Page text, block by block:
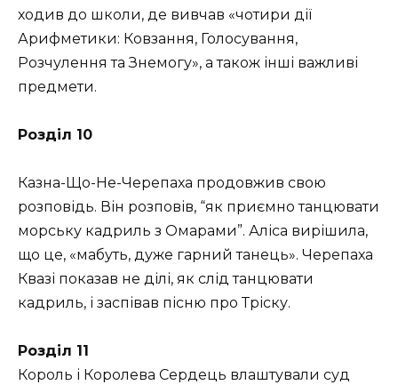
ходив до школи, де вивчав «чотири дії
Арифметики: Ковзання, Голосування,
Розчулення та Знемогу», а також інші важливі
предмети.
Розділ 10
Казна-Що-Не-Черепаха продовжив свою
розповідь. Він розповів, “як приємно танцювати
морську кадриль з Омарами”. Аліса вирішила,
що це, «мабуть, дуже гарний танець». Черепаха
Квазі показав не ділі, як слід танцювати
кадриль, і заспівав пісню про Тріску.
Розділ 11
Король і Королева Сердець влаштували суд